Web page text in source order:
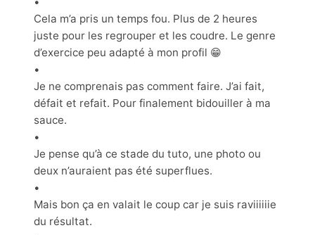
Cela m’a pris un temps fou. Plus de 2 heures
juste pour les regrouper et les coudre. Le genre
d’exercice peu adapté à mon profil 😁
•
Je ne comprenais pas comment faire. J’ai fait,
défait et refait. Pour finalement bidouiller à ma
sauce.
•
Je pense qu’à ce stade du tuto, une photo ou
deux n’auraient pas été superflues.
•
Mais bon ça en valait le coup car je suis raviiiiiie
du résultat.